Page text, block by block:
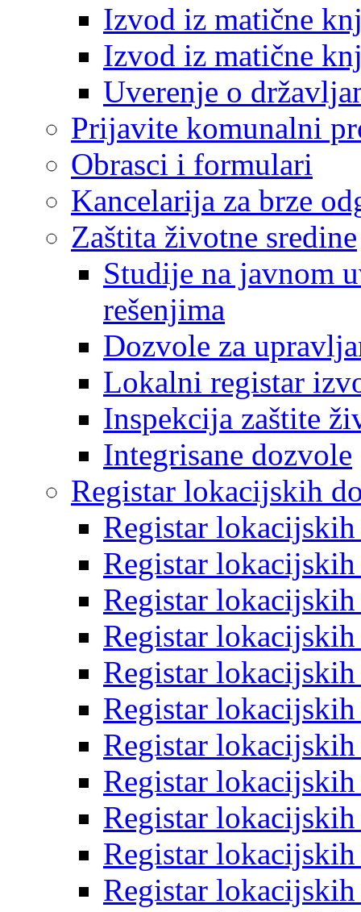
Izvod iz matične
Izvod iz matične
Uverenje o
Prijavite komunalni
Obrasci i formulari
Kancelarija za brze
Zaštita životne sredine
Studije na javnom
rešenjima
Dozvole za
Lokalni registar
Inspekcija zaštite
Integrisane dozvole
Registar lokacijskih
Registar
Registar
Registar
Registar
Registar
Registar
Registar
Registar
Registar
Registar
Registar